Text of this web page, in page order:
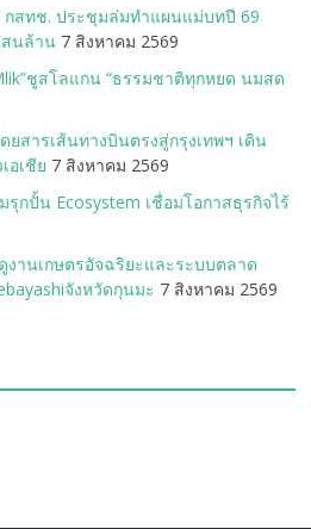
กสทช. ประชุมล่มทำแผนแม่บทปี 69
นล้าน 7 สิงหาคม 2569
ชูสโลแกน “ธรรมชาติทุกหยด นมสด
สารเส้นทางบินตรงสู่กรุงเทพฯ เดิน
อเชีย 7 สิงหาคม 2569
รุกปั้น Ecosystem เชื่อมโอกาสธุรกิจไร้
านเกษตรอัจฉริยะและระบบตลาด
จังหวัดกุนมะ 7 สิงหาคม 2569